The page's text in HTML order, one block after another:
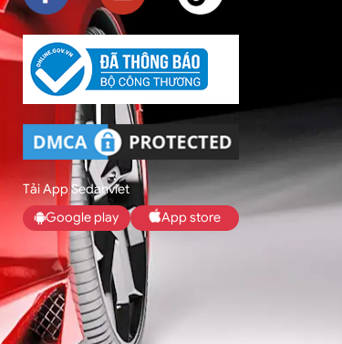
Tải App Sedanviet
Google play
App store